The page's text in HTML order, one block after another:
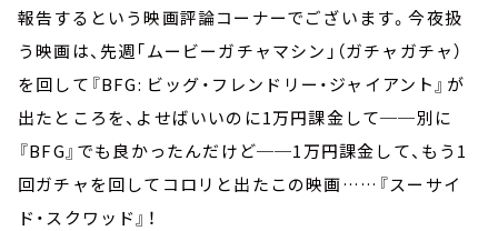
報告するという映画評論コーナーでございます。今夜扱
う映画は、先週「ムービーガチャマシン」（ガチャガチャ）
を回して『BFG: ビッグ・フレンドリー・ジャイアント』が
出たところを、よせばいいのに1万円課金して──別に
『BFG』でも良かったんだけど──1万円課金して、もう1
回ガチャを回してコロリと出たこの映画……『スーサイ
ド・スクワッド』！